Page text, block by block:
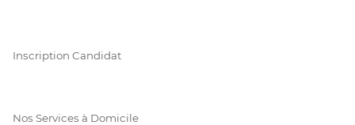
Inscription Candidat
Nos Services à Domicile